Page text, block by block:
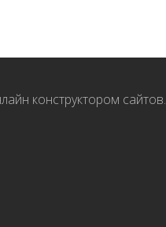
конструктором сайтов.